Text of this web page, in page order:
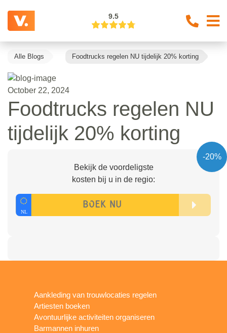
9.5
Alle Blogs Foodtrucks regelen NU tijdelijk 20% korting
October 22, 2024
Foodtrucks regelen NU
tijdelijk 20% korting
-20%
Bekijk de voordeligste
kosten bij u in de regio:
Aankleding van trouwlocaties regelen
Artiesten boeken
Avontuurlijke activiteiten organiseren
Barmannen inhuren